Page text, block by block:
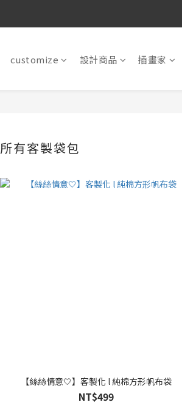
customize 設計商品 插畫家
所有客製袋包
【絲絲情意🤍】客製化 l 純棉方形帆布袋
NT$499